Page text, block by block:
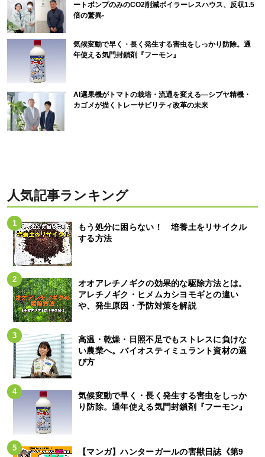
ートポンプのみのCO2削減ボイラーレスハウス、反収1.5
倍の驚異-
気候変動で早く・長く発生する害虫をしっかり防除。通
年使える気門封鎖剤『フーモン』
AI選果機がトマトの栽培・流通を変える―シブヤ精機・
カゴメが描くトレーサビリティ改革の未来
人気記事ランキング
もう処分に困らない！ 培養土をリサイクル
する方法
オオアレチノギクの効果的な駆除方法とは。
アレチノギク・ヒメムカシヨモギとの違い
や、発生原因・予防対策を解説
高温・乾燥・日照不足でもストレスに負けな
い農業へ。バイオスティミュラント資材の選
び方
気候変動で早く・長く発生する害虫をしっか
り防除。通年使える気門封鎖剤『フーモン』
【マンガ】ハンターガールの害獣日誌《第9